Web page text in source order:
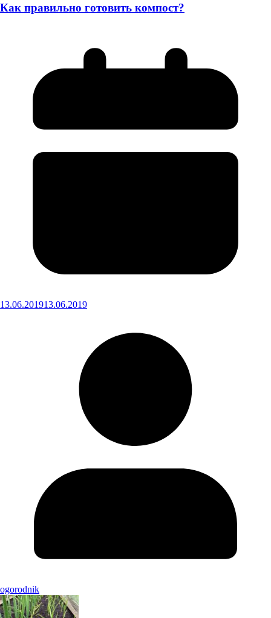
Как правильно готовить компост?
13.06.201913.06.2019
ogorodnik